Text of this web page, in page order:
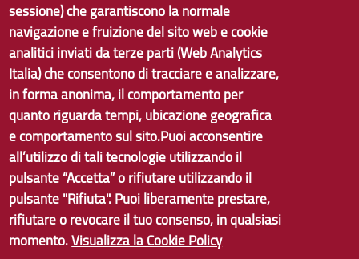
Copyright © 2017 Città metropolitana di Genova | CF:
80007350103
Tecnologie e Accessibilità
sessione) che garantiscono la normale
navigazione e fruizione del sito web e cookie
analitici inviati da terze parti (Web Analytics
Italia) che consentono di tracciare e analizzare,
in forma anonima, il comportamento per
quanto riguarda tempi, ubicazione geografica
e comportamento sul sito.Puoi acconsentire
all’utilizzo di tali tecnologie utilizzando il
pulsante “Accetta” o rifiutare utilizzando il
pulsante "Rifiuta". Puoi liberamente prestare,
rifiutare o revocare il tuo consenso, in qualsiasi
momento.Visualizza la Cookie Policy